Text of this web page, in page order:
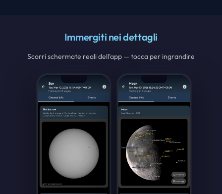
Immergiti nei dettagli
Scorri schermate reali dell'app — tocca per ingrandire